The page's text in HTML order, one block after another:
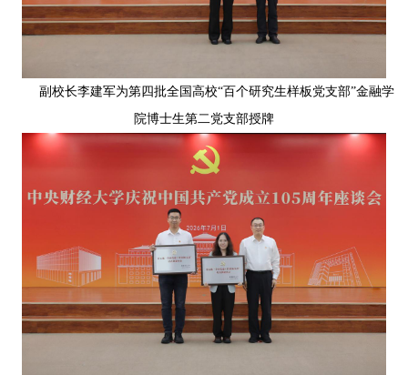
副校长李建军为第四批全国高校“百个研究生样板党支部”金融学
院博士生第二党支部授牌